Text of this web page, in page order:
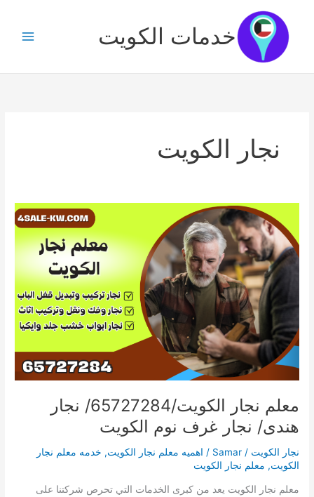
المحتوى
خدمات الكويت
نجار الكويت
معلم نجار الكويت/65727284/ نجار
هندى/ نجار غرف نوم الكويت
نجار الكويت /
Samar
/ اهميه معلم نجار الكويت, خدمه معلم نجار
الكويت, معلم نجار الكويت
معلم نجار الكويت يعد من كبرى الخدمات التي تحرص شركتنا على
نجار
الكويت/65727284/
نجار
هندى/
غرف
الكويت